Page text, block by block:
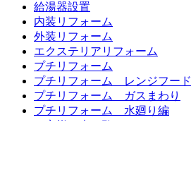
給湯器設置
内装リフォーム
外装リフォーム
エクステリアリフォーム
プチリフォーム
プチリフォーム レンジフード
プチリフォーム ガスまわり
プチリフォーム 水廻り編